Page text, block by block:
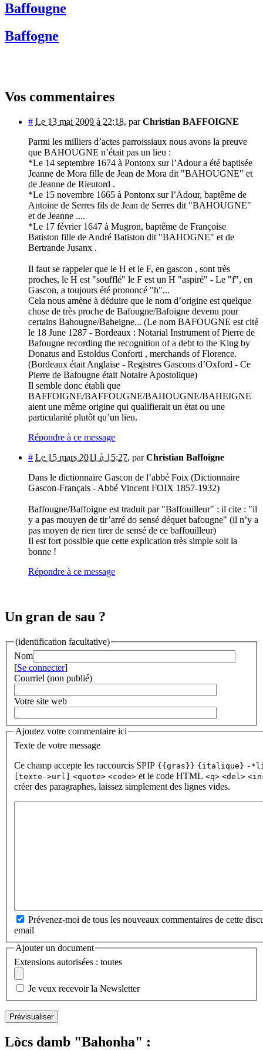
Baffougne
Baffogne
Vos commentaires
# Le 13 mai 2009 à 22:18, parChristian BAFFOIGNE
Parmi les milliers d’actes parroissiaux nous avons la preuve
que BAHOUGNE n’était pas un lieu :
*Le 14 septembre 1674 à Pontonx sur l’Adour a été baptisée
Jeanne de Mora fille de Jean de Mora dit "BAHOUGNE" et
de Jeanne de Rieutord .
*Le 15 novembre 1665 à Pontonx sur l’Adour, baptême de
Antoine de Serres fils de Jean de Serres dit "BAHOUGNE"
et de Jeanne ....
*Le 17 février 1647 à Mugron, baptême de Françoise
Batiston fille de André Batiston dit "BAHOGNE" et de
Bertrande Jusanx .
Il faut se rappeler que le H et le F, en gascon , sont très
proches, le H est "soufflé" le F est un H "aspiré" - Le "f", en
Gascon, a toujours été prononcé "h"...
Cela nous amène à déduire que le nom d’origine est quelque
chose de très proche de Bafougne/Bafoigne devenu pour
certains Bahougne/Baheigne... (Le nom BAFOUGNE est cité
le 18 June 1287 - Bordeaux : Notarial Instrument of Pierre de
Bafougne recording the recognition of a debt to the King by
Donatus and Estoldus Conforti , merchands of Florence.
(Bordeaux était Anglaise - Registres Gascons d’Oxford - Ce
Pierre de Bafougne était Notaire Apostolique)
Il semble donc établi que
BAFFOIGNE/BAFFOUGNE/BAHOUGNE/BAHEIGNE
aient une même origine qui qualifierait un état ou une
particularité plutôt qu’un lieu.
Répondre à ce message
# Le 15 mars 2011 à 15:27, parChristian Baffoigne
Dans le dictionnaire Gascon de l’abbé Foix (Dictionnaire
Gascon-Français - Abbé Vincent FOIX 1857-1932)
Baffougne/Baffoigne est traduit par "Baffouilleur" : il cite : "il
y a pas mouyen de tir’arré do sensé déquet bafougne" (il n’y a
pas moyen de rien tirer de sensé de ce baffouilleur)
Il est fort possible que cette explication très simple soit la
bonne !
Répondre à ce message
Un gran de sau ?
(identification facultative)
Nom
[Se connecter]
Courriel (non publié)
Votre site web
Ajoutez votre commentaire ici
Texte de votre message
Ce champ accepte les raccourcis SPIP {{gras}} {italique} -
[texte->url]
<quote> <code> et le code HTML <q> <del>
créer des paragraphes, laissez simplement des lignes vides.
Prévenez-moi de tous les nouveaux commentaires de cette
email
Ajouter un document
Extensions autorisées : toutes
Je veux recevoir la Newsletter
Lòcs damb "Bahonha" :